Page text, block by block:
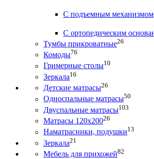
С подъемным механизмом
С ортопедическим
Тумбы прикроватные26
Комоды76
Гримерные столы10
Зеркала16
Детские матрасы26
Односпальные матрасы50
Двуспальные матрасы103
Матрасы 120х20026
Наматрасники, подушки13
Зеркала21
Мебель для прихожей82